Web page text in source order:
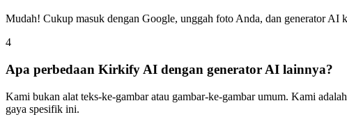
Mudah! Cukup masuk dengan Google, unggah foto Anda, dan generator
4
Apa perbedaan Kirkify AI dengan generator AI lainnya?
Kami bukan alat teks-ke-gambar atau gambar-ke-gambar umum. Kami
gaya spesifik ini.